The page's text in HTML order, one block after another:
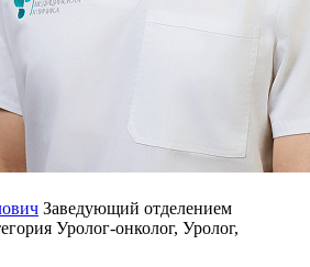
Заведующий отделением
Уролог-онколог, Уролог,